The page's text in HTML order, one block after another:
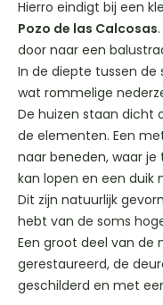
Hierro eindigt bij een
Pozo de las Calcosas
door naar een
In de diepte tussen de
wat rommelige
De huizen staan dicht
de elementen. Een
naar beneden, waar je
kan lopen en een duik
Dit zijn natuurlijk
hebt van de soms
Een groot deel van de
gerestaureerd, de
geschilderd en met